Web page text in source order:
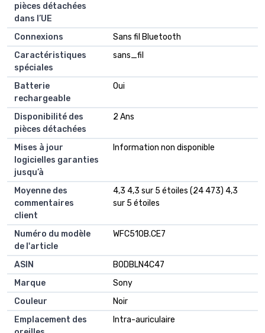
pièces détachées
dans l’UE
Connexions
‎Sans fil Bluetooth
Caractéristiques
spéciales
‎sans_fil
Batterie
rechargeable
‎Oui
Disponibilité des
pièces détachées
‎2 Ans
Mises à jour
logicielles garanties
jusqu’à
‎Information non disponible
Moyenne des
commentaires
client
4,3 4,3 sur 5 étoiles (24 473) 4,3
sur 5 étoiles
Numéro du modèle
de l'article
WFC510B.CE7
ASIN
B0DBLN4C47
Marque
Sony
Couleur
Noir
Emplacement des
Intra-auriculaire